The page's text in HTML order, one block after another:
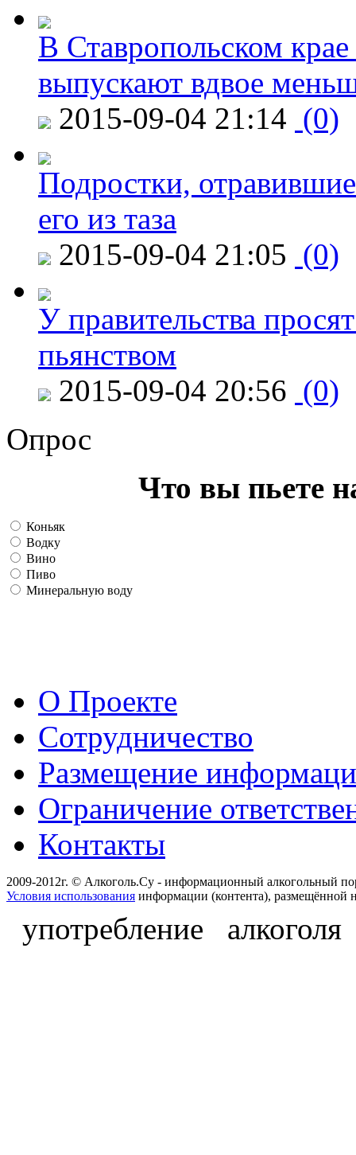
В Ставропольском
выпускают вдвое
2015-09-04 21:14 (0)
Подростки,
его из таза
2015-09-04 21:05 (0)
У правительства
пьянством
2015-09-04 20:56 (0)
Опрос
Что вы пьете
Коньяк
Водку
Вино
Пиво
Минеральную воду
О Проекте
Сотрудничество
Размещение
Ограничение
Контакты
2009-2012г. © Алкоголь.Су - информационный алкогольный
Условия использования информации (контента), размещённой
употребление